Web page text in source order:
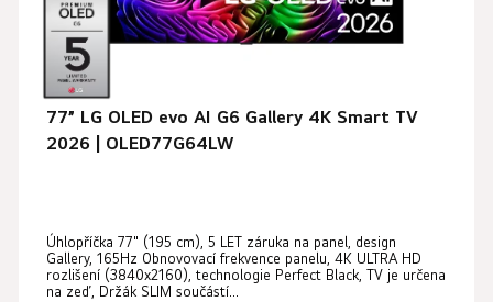
77” LG OLED evo AI G6 Gallery 4K Smart TV
2026 | OLED77G64LW
hodnocení
produktu
Úhlopříčka 77" (195 cm), 5 LET záruka na panel, design
Gallery, 165Hz Obnovovací frekvence panelu, 4K ULTRA HD
rozlišení (3840x2160), technologie Perfect Black, TV je určena
na zeď, Držák SLIM součástí...